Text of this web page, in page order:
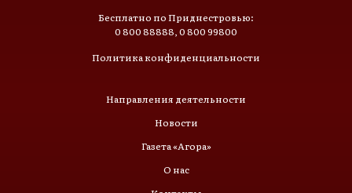
Бесплатно по Приднестровью:
0 800 88888, 0 800 99800
Политика конфиденциальности
Направления деятельности
Новости
Газета «Агора»
О нас